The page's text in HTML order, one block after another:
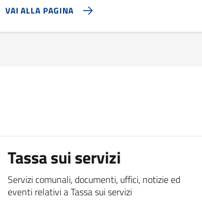
VAI ALLA PAGINA
Tassa sui servizi
Servizi comunali, documenti, uffici, notizie ed
eventi relativi a Tassa sui servizi